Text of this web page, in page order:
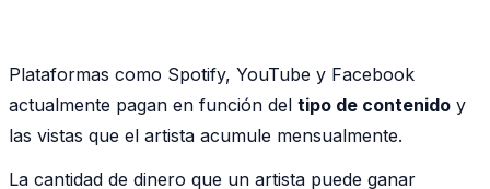
Plataformas como Spotify, YouTube y Facebook
actualmente pagan en función del tipo de contenido y
las vistas que el artista acumule mensualmente.
La cantidad de dinero que un artista puede ganar